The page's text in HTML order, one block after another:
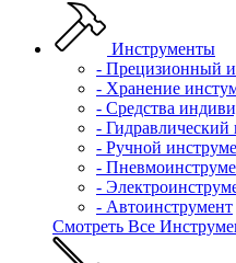
Инструменты
- Прецизионный
- Хранение
- Средства
- Гидравлический
- Ручной
-
-
- Автоинструмент
Смотреть Все